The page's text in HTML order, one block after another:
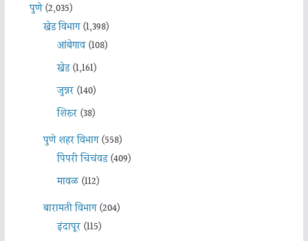
पुणे(2,035)
खेड विभाग(1,398)
आंबेगाव(108)
खेड(1,161)
जुन्नर(140)
शिरूर(38)
पुणे शहर विभाग(558)
पिंपरी चिचंवड(409)
मावळ(112)
बारामती विभाग(204)
इंदापूर(115)